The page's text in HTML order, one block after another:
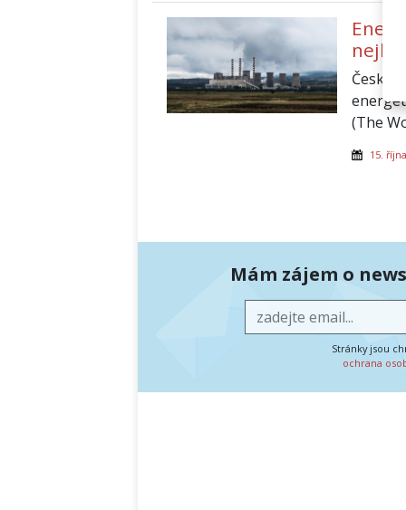
Česká
(The
15.
Mám zájem o
Stránky jsou
ochrana